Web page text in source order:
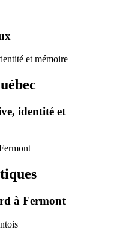
identité et
à Fermont